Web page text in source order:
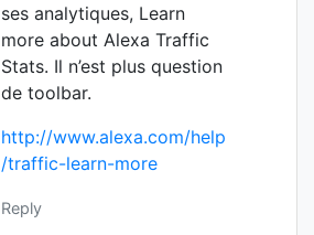
ses analytiques, Learn
more about Alexa Traffic
Stats. Il n’est plus question
de toolbar.
http://www.alexa.com/help
/traffic-learn-more
Reply